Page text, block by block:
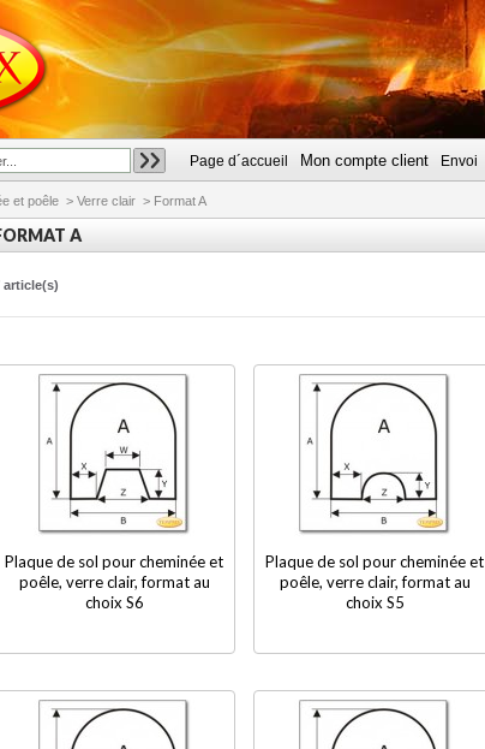
CHERCHER
Page d´accueil Mon compte client Envoi
et poêle > Verre clair > Format A
A
article(s)
Plaque de sol pour cheminée et
poêle, verre clair, format au
choix S6
Plaque de sol pour cheminée et
poêle, verre clair, format au
choix S5